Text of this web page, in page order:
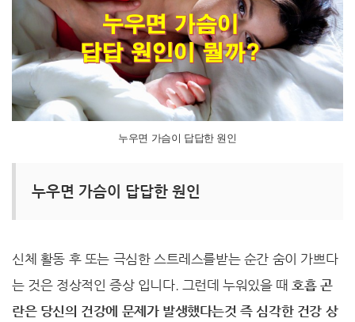
누우면 가슴이 답답한 원인
누우면 가슴이 답답한 원인
신체 활동 후 또는 극심한 스트레스를받는 순간 숨이 가쁘다
는 것은 정상적인 증상 입니다. 그런데 누워있을 때 호흡 곤
란은 당신의 건강에 문제가 발생했다는것 즉 심각한 건강 상